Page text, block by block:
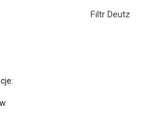
Filtr Deutz